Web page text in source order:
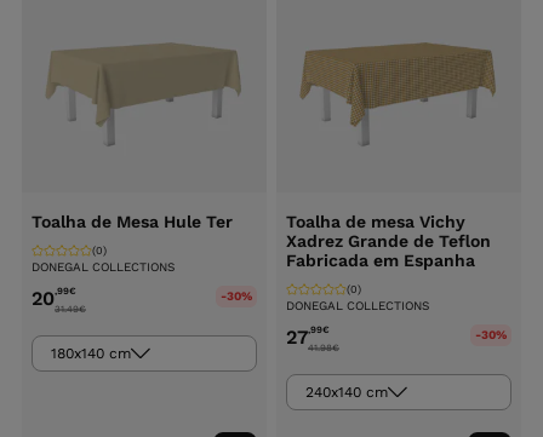
Toalha de Mesa Hule Ter
DONEGAL COLLECTIONS
(0)
20,99€
31.49€
-30%
180x140 cm
Toalha de mesa Vichy
Xadrez Grande de Teflon
Fabricada em Espanha
DONEGAL COLLECTIONS
(0)
27,99€
41.98€
-30%
240x140 cm